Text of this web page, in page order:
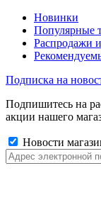
Новинки
Популярные
Распродажи
Подписка на
Подпишитесь на
акции нашего
Новости